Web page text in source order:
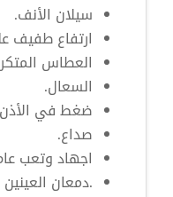
سيلان الأنف.
ارتفاع طفيف
العطاس
السعال.
ضغط في الأذن
صداع.
اجهاد وتعب
.دمعان